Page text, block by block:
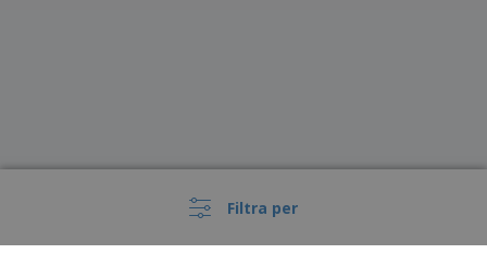
Filtra per